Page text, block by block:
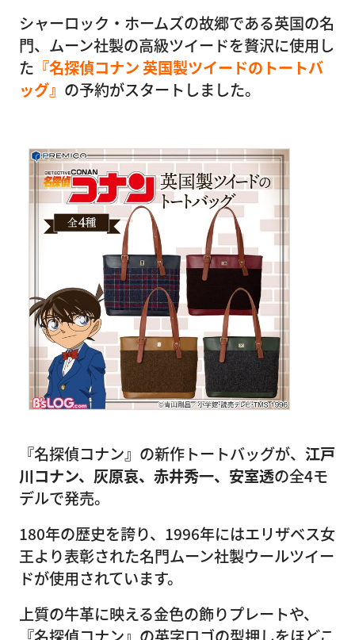
シャーロック・ホームズの故郷である英国の名
門、ムーン社製の高級ツイードを贅沢に使用し
た 『名探偵コナン 英国製ツイードのトートバ
ッグ』 の予約がスタートしました。
『名探偵コナン』の新作トートバッグが、 江戸
川コナン、灰原哀、赤井秀一、安室透の全4モ
デルで発売。
180年の歴史を誇り、1996年にはエリザベス女
王より表彰された名門ムーン社製ウールツイー
ドが使用されています。
上質の牛革に映える金色の飾りプレートや、